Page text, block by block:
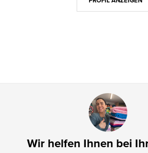
Wir helfen Ihnen bei